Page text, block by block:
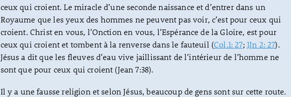
ceux qui croient. Le miracle d’une seconde naissance et d’entrer dans un
Royaume que les yeux des hommes ne peuvent pas voir, c’est pour ceux qui
croient. Christ en vous, l’Onction en vous, l’Espérance de la Gloire, est pour
ceux qui croient et tombent à la renverse dans le fauteuil (Col.1: 27; 1Jn 2: 27).
Jésus a dit que les fleuves d’eau vive jaillissant de l’intérieur de l’homme ne
sont que pour ceux qui croient (Jean 7:38).
Il y a une fausse religion et selon Jésus, beaucoup de gens sont sur cette route.